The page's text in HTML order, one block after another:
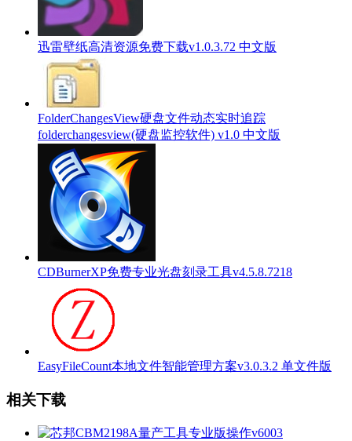
迅雷壁纸高清资源免费下载v1.0.3.72 中文版
FolderChangesView硬盘文件动态实时追踪
folderchangesview(硬盘监控软件) v1.0 中文版
CDBurnerXP免费专业光盘刻录工具v4.5.8.7218
EasyFileCount本地文件智能管理方案v3.0.3.2 单文件版
相关下载